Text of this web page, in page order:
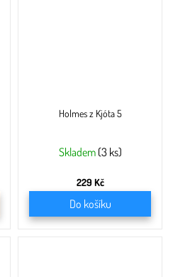
Holmes z Kjóta 5
Skladem (3 ks)
229 Kč
Do košíku